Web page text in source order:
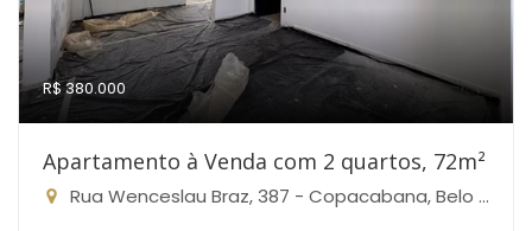
R$ 380.000
Apartamento à Venda com 2 quartos, 72m²
Rua Wenceslau Braz, 387 - Copacabana, Belo Horizonte-MG